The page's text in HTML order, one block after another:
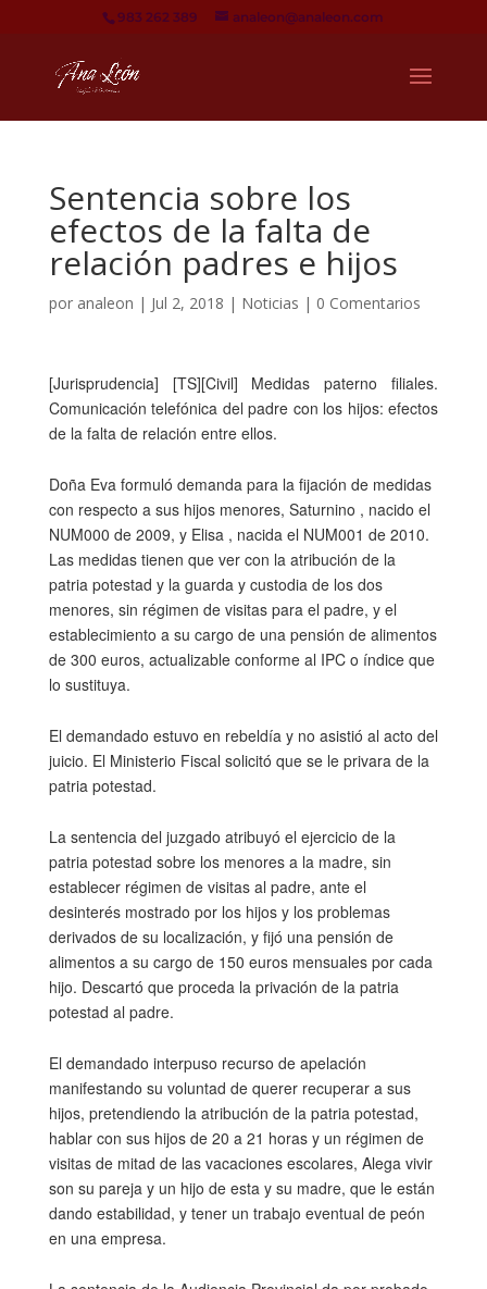
983 262 389 analeon@analeon.com
Sentencia sobre los
efectos de la falta de
relación padres e hijos
por analeon | Jul 2, 2018 | Noticias | 0 Comentarios
[Jurisprudencia] [TS][Civil] Medidas paterno filiales.
Comunicación telefónica del padre con los hijos: efectos
de la falta de relación entre ellos.
Doña Eva formuló demanda para la fijación de medidas
con respecto a sus hijos menores, Saturnino , nacido el
NUM000 de 2009, y Elisa , nacida el NUM001 de 2010.
Las medidas tienen que ver con la atribución de la
patria potestad y la guarda y custodia de los dos
menores, sin régimen de visitas para el padre, y el
establecimiento a su cargo de una pensión de alimentos
de 300 euros, actualizable conforme al IPC o índice que
lo sustituya.
El demandado estuvo en rebeldía y no asistió al acto del
juicio. El Ministerio Fiscal solicitó que se le privara de la
patria potestad.
La sentencia del juzgado atribuyó el ejercicio de la
patria potestad sobre los menores a la madre, sin
establecer régimen de visitas al padre, ante el
desinterés mostrado por los hijos y los problemas
derivados de su localización, y fijó una pensión de
alimentos a su cargo de 150 euros mensuales por cada
hijo. Descartó que proceda la privación de la patria
potestad al padre.
El demandado interpuso recurso de apelación
manifestando su voluntad de querer recuperar a sus
hijos, pretendiendo la atribución de la patria potestad,
hablar con sus hijos de 20 a 21 horas y un régimen de
visitas de mitad de las vacaciones escolares, Alega vivir
son su pareja y un hijo de esta y su madre, que le están
dando estabilidad, y tener un trabajo eventual de peón
en una empresa.